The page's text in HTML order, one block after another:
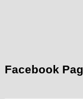
Facebook